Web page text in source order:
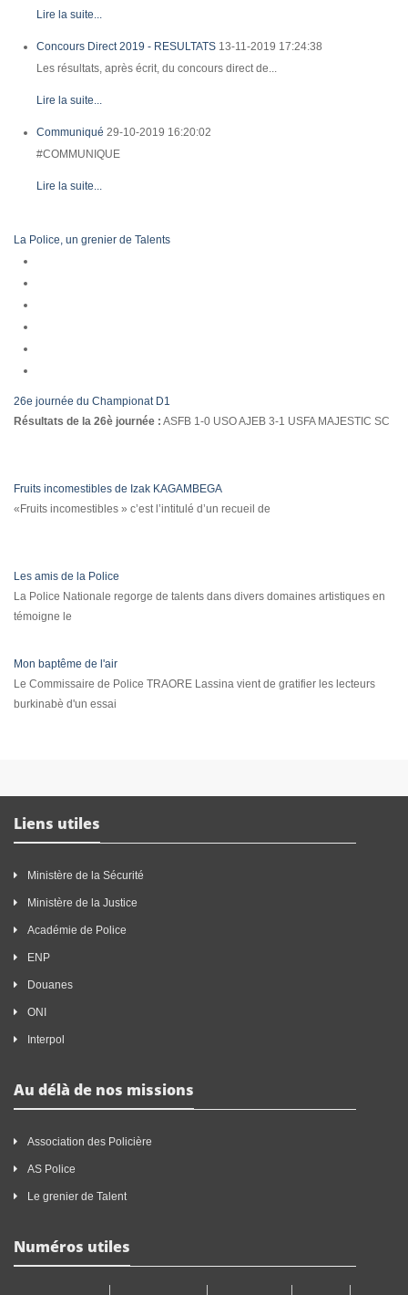
Lire la suite...
Concours Direct 2019 - RESULTATS 13-11-2019 17:24:38
Les résultats, après écrit, du concours direct de...
Lire la suite...
Communiqué 29-10-2019 16:20:02
#COMMUNIQUE
Lire la suite...
La Police, un grenier de Talents
26e journée du Championat D1
Résultats de la 26è journée : ASFB 1-0 USO AJEB 3-1 USFA MAJESTIC SC
Fruits incomestibles de Izak KAGAMBEGA
«Fruits incomestibles » c’est l’intitulé d’un recueil de
Les amis de la Police
La Police Nationale regorge de talents dans divers domaines artistiques en
témoigne le
Mon baptême de l'air
Le Commissaire de Police TRAORE Lassina vient de gratifier les lecteurs
burkinabè d'un essai
Liens utiles
Ministère de la Sécurité
Ministère de la Justice
Académie de Police
ENP
Douanes
ONI
Interpol
Au délà de nos missions
Association des Policière
AS Police
Le grenier de Talent
Numéros utiles